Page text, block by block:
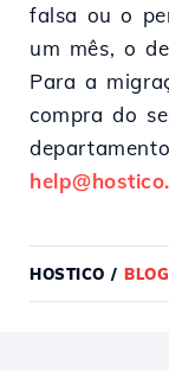
falsa ou o
um mês, o
Para a
compra do
HOSTICO / BLOG